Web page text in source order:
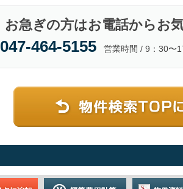
お急ぎの方はお電話からお
047-464-5155 営業時間 / 9：30〜